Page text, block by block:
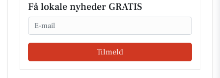
Få lokale nyheder GRATIS
Email
Tilmeld